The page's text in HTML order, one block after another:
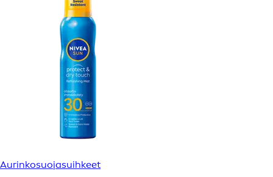
Aurinkosuojasuihkeet